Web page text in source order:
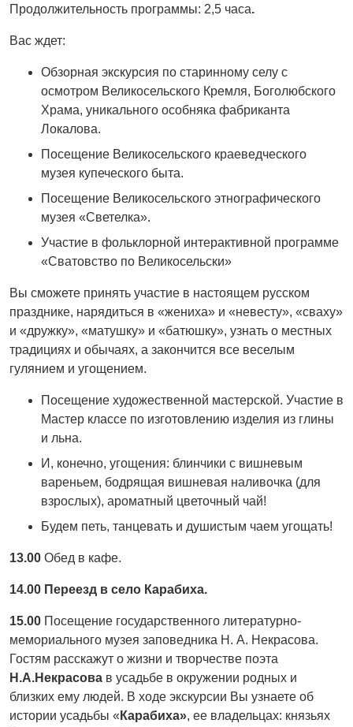
Продолжительность программы: 2,5 часа.
Вас ждет:
Обзорная экскурсия по старинному селу с
осмотром Великосельского Кремля, Боголюбского
Храма, уникального особняка фабриканта
Локалова.
Посещение Великосельского краеведческого
музея купеческого быта.
Посещение Великосельского этнографического
музея «Светелка».
Участие в фольклорной интерактивной программе
«Сватовство по Великосельски»
Вы сможете принять участие в настоящем русском
празднике, нарядиться в «жениха» и «невесту», «сваху»
и «дружку», «матушку» и «батюшку», узнать о местных
традициях и обычаях, а закончится все веселым
гулянием и угощением.
Посещение художественной мастерской. Участие в
Мастер классе по изготовлению изделия из глины
и льна.
И, конечно, угощения: блинчики с вишневым
вареньем, бодрящая вишневая наливочка (для
взрослых), ароматный цветочный чай!
Будем петь, танцевать и душистым чаем угощать!
13.00 Обед в кафе.
14.00 Переезд в село Карабиха.
15.00 Посещение государственного литературно-
мемориального музея заповедника Н. А. Некрасова.
Гостям расскажут о жизни и творчестве поэта
Н.А.Некрасова в усадьбе в окружении родных и
близких ему людей. В ходе экскурсии Вы узнаете об
истории усадьбы « Карабиха», ее владельцах: князьях